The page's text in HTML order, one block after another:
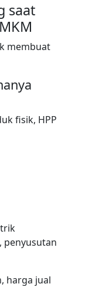
saat
membuat
fisik, HPP
penyusutan
harga jual